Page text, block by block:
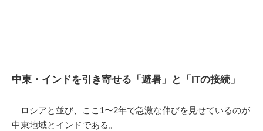
中東・インドを引き寄せる「避暑」と「ITの接続」
ロシアと並び、ここ1〜2年で急激な伸びを見せているのが
中東地域とインドである。